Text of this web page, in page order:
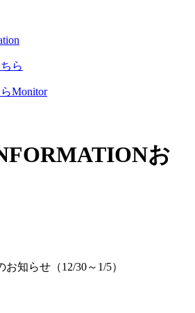
Monitor
お
知らせ（12/30～1/5）